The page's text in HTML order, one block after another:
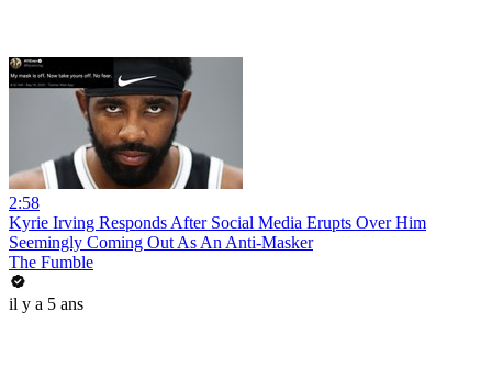
2:58
Kyrie Irving Responds After Social Media Erupts Over Him
Seemingly Coming Out As An Anti-Masker
The Fumble
il y a 5 ans